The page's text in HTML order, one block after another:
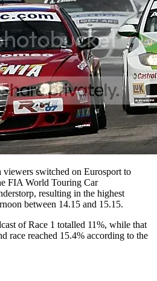
switched on Eurosport to
FIA World Touring Car
resulting in the highest
between 14.15 and 15.15.
of Race 1 totalled 11%, while that
race reached 15.4% according to the